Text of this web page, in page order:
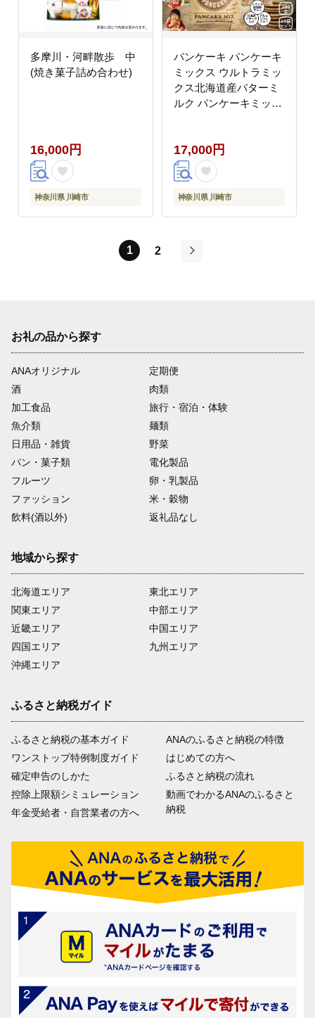
多摩川・河畔散歩 中
(焼き菓子詰め合わせ)
16,000円
神奈川県 川崎市
パンケーキ パンケーキ
ミックス ウルトラミッ
クス北海道産バターミ
ルク パンケーキミック
脂肪酸フリー アルミフ
リー膨張剤使用 香料・
着色料不使用
17,000円
神奈川県 川崎市
1
2
お礼の品から探す
ANAオリジナル
定期便
酒
肉類
加工食品
旅行・宿泊・体験
魚介類
麺類
日用品・雑貨
野菜
パン・菓子類
電化製品
フルーツ
卵・乳製品
ファッション
米・穀物
飲料(酒以外)
返礼品なし
地域から探す
北海道エリア
関東エリア
近畿エリア
四国エリア
沖縄エリア
東北エリア
中部エリア
中国エリア
九州エリア
ふるさと納税ガイド
ふるさと納税の基本ガイド
ワンストップ特例制度ガイド
確定申告のしかた
控除上限額シミュレーション
年金受給者・自営業者の方へ
ANAのふるさと納税の特徴
はじめての方へ
ふるさと納税の流れ
動画でわかるANAのふるさと
納税